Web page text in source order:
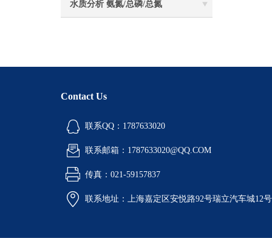
水质分析 氨氮/总磷/总氮
Contact Us
联系QQ：1787633020
联系邮箱：1787633020@QQ.COM
传真：021-59157837
联系地址：上海嘉定区安悦路92号瑞立汽车城12